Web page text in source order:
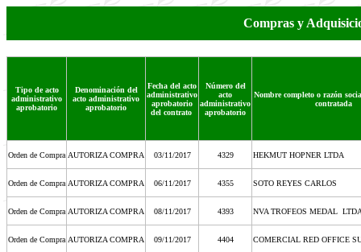
Compras y
Tipo de acto
administrativo
aprobatorio
Denominación del
acto administrativo
aprobatorio
Fecha del acto
administrativo
aprobatorio
del contrato
Número del
acto
administrativo
aprobatorio
Nombre completo o razón
contratada
Orden de Compra AUTORIZA COMPRA 03/11/2017 4329 HEKMUT HOPNER LTDA
Orden de Compra AUTORIZA COMPRA 06/11/2017 4355 SOTO REYES CARLOS
Orden de Compra AUTORIZA COMPRA 08/11/2017 4393 NVA TROFEOS MEDAL
Orden de Compra AUTORIZA COMPRA 09/11/2017 4404 COMERCIAL RED OFFICE